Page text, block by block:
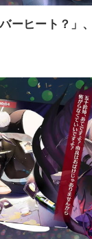
ーヒート？」